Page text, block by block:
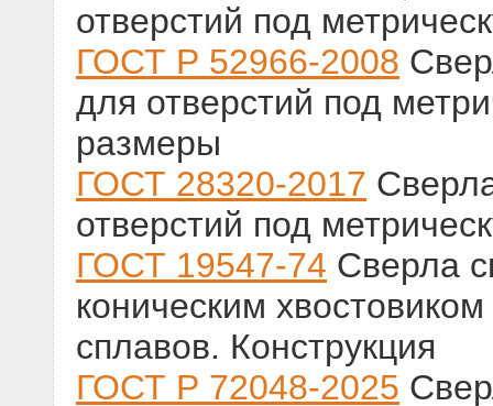
отверстий под
ГОСТ Р 52966-2008
для отверстий под
размеры
ГОСТ 28320-2017
отверстий под
ГОСТ 19547-74 Сверла
коническим
сплавов. Конструкция
ГОСТ Р 72048-2025